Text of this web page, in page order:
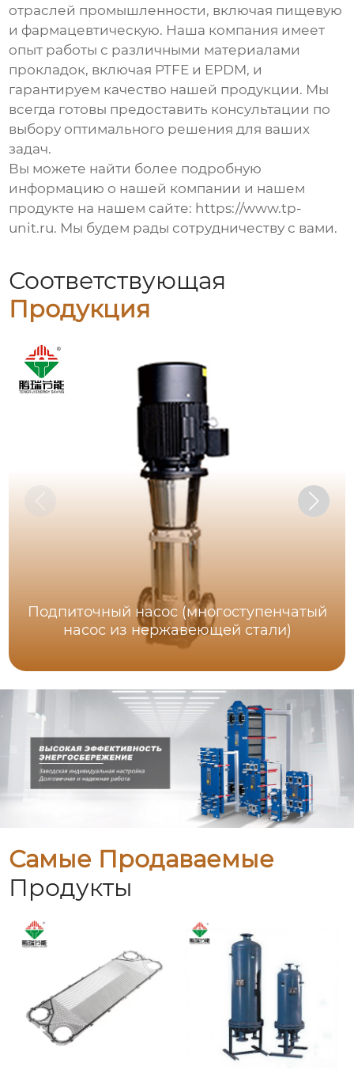
отраслей промышленности, включая пищевую
и фармацевтическую. Наша компания имеет
опыт работы с различными материалами
прокладок, включая PTFE и EPDM, и
гарантируем качество нашей продукции. Мы
всегда готовы предоставить консультации по
выбору оптимального решения для ваших
задач.
Вы можете найти более подробную
информацию о нашей компании и нашем
продукте на нашем сайте: https://www.tp-
unit.ru. Мы будем рады сотрудничеству с вами.
Соответствующая
Продукция
Подпиточный насос (многоступенчатый
насос из нержавеющей стали)
Самые Продаваемые
Продукты